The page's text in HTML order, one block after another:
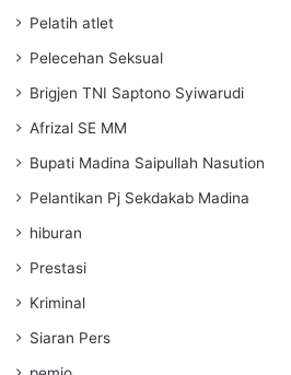
Pelatih atlet
Pelecehan Seksual
Brigjen TNI Saptono Syiwarudi
Afrizal SE MM
Bupati Madina Saipullah Nasution
Pelantikan Pj Sekdakab Madina
hiburan
Prestasi
Kriminal
Siaran Pers